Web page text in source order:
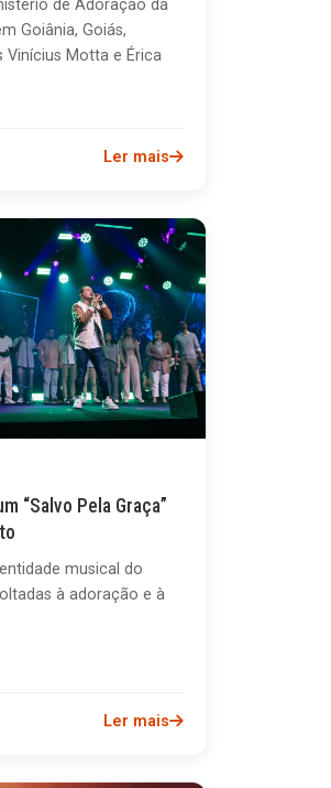
de Adoração da
Goiânia, Goiás,
Vinícius Motta e Érica
Ler mais
“Salvo Pela Graça”
musical do
à adoração e à
Ler mais